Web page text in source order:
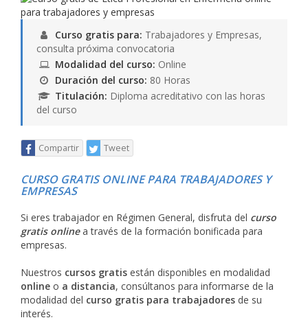
Curso gratis para: Trabajadores y Empresas,
consulta próxima convocatoria
Modalidad del curso: Online
Duración del curso: 80 Horas
Titulación: Diploma acreditativo con las horas
del curso
Compartir Tweet
CURSO GRATIS ONLINE PARA TRABAJADORES Y
EMPRESAS
Si eres trabajador en Régimen General, disfruta del curso
gratis onlinea través de la formación bonificada para
empresas.
Nuestros cursos gratis están disponibles en modalidad
online o a distancia, consúltanos para informarse de la
modalidad del curso gratis para trabajadores de su
interés.